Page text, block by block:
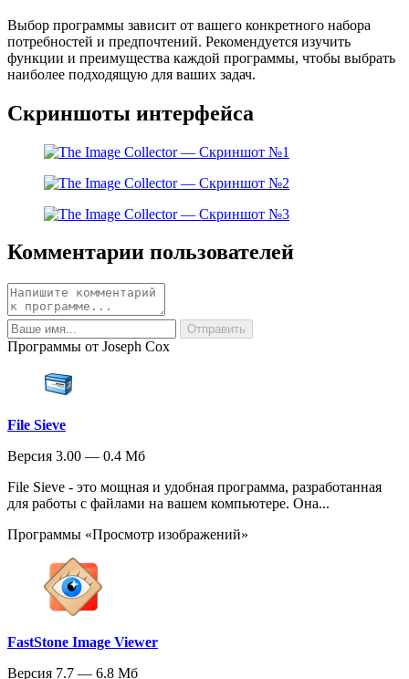
Выбор программы зависит от вашего конкретного набора
потребностей и предпочтений. Рекомендуется изучить
функции и преимущества каждой программы, чтобы выбрать
наиболее подходящую для ваших задач.
Скриншоты интерфейса
Комментарии пользователей
Программы от Joseph Cox
File Sieve
Версия 3.00 — 0.4 Мб
File Sieve - это мощная и удобная программа, разработанная
для работы с файлами на вашем компьютере. Она...
Программы «Просмотр изображений»
FastStone Image Viewer
Версия 7.7 — 6.8 Мб